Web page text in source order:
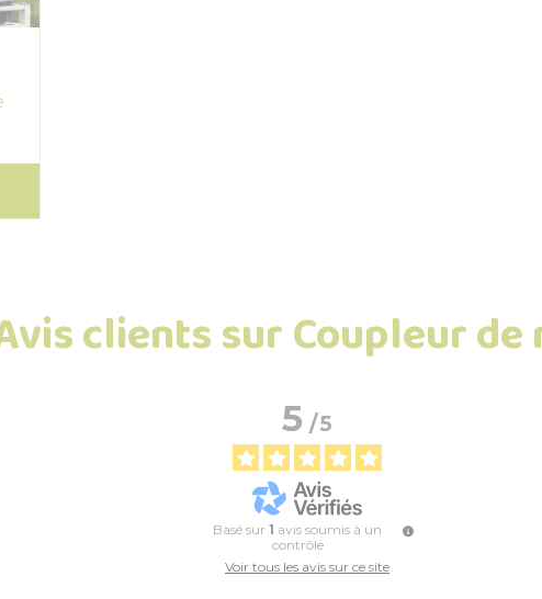
clients sur Coupleur de
5/5
Basé sur 1 avis soumis à un
contrôle
Voir tous les avis sur ce site